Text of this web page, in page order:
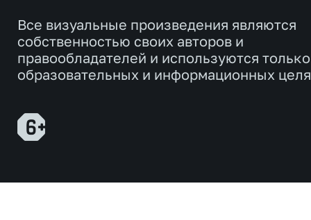
Все визуальные произведения являются
собственностью своих авторов и
правообладателей и используются
образовательных и информационных